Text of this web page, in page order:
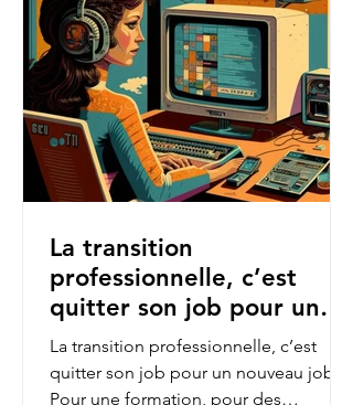
La transition
professionnelle, c’est
quitter son job pour un
nouveau job.
La transition professionnelle, c’est
quitter son job pour un nouveau job.
Pour une formation, pour des